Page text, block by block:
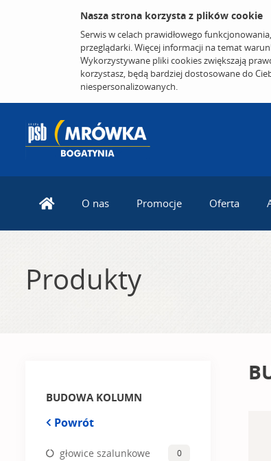
Nasza strona korzysta z plików cookie
Serwis w celach prawidłowego
przeglądarki. Więcej informacji na temat
Wykorzystywane pliki cookies zwiększają
korzystasz, będą bardziej dostosowane do
niespersonalizowanych.
O nas Promocje Oferta
Produkty
BUDOWA KOLUMN
Powrót
głowice szalunkowe 0